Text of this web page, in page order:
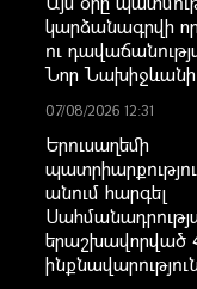
կարձանագրվի
ու
Նոր Նախիջևանի
07/08/2026 12:31
Երուսաղեմի
անում հարգել
երաշխավորված